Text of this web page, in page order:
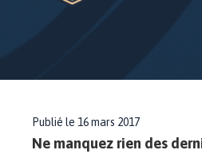
Publié le 16 mars 2017
Ne manquez rien des